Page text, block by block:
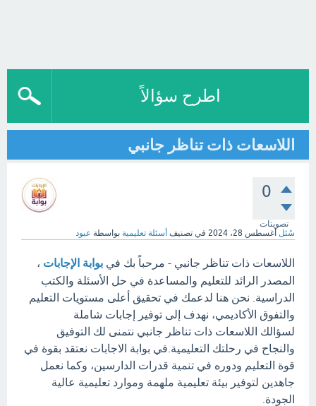
اطرح سؤالاً
اللاسعات ذات تناظر جانبي
0
تصويتات
سُئل أغسطس 28، 2024 في تصنيف أسئلة تعليمية بواسطة عبود
اللاسعات ذات تناظر جانبي - مرحباً بك في بوابة الإجابات ،
المصدر الرائد للتعليم والمساعدة في حل الأسئلة والكتب
الدراسية. نحن هنا لدعمك في تحقيق أعلى مستويات التعليم
والتفوق الأكاديمي، نهدف إلى توفير إجابات شاملة
لسؤالك اللاسعات ذات تناظر جانبي نتمنى لك التوفيق
والنجاح في رحلتك التعليمية.في بوابة الاجابات نعتقد بقوة في
قوة التعليم ودوره في تنمية قدرات الدارسين، وكما نعمل
جاهدين لتوفير بيئة تعليمية ملهمة وموارد تعليمية عالية
الجودة.